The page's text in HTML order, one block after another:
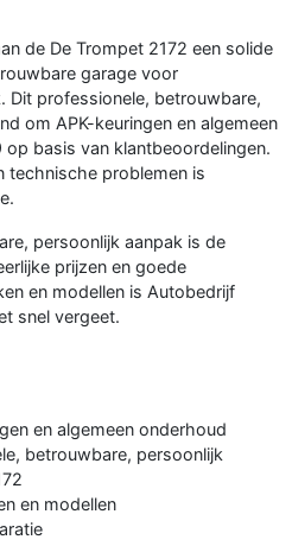
de De Trompet 2172 een solide
garage voor
Dit professionele, betrouwbare,
om APK-keuringen en algemeen
basis van klantbeoordelingen.
technische problemen is
persoonlijk aanpak is de
prijzen en goede
en modellen is Autobedrijf
snel vergeet.
en algemeen onderhoud
betrouwbare, persoonlijk
en modellen